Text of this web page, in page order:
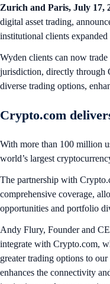
Zurich and Paris, July 17,
digital asset trading,
institutional clients
Wyden clients can now
jurisdiction, directly through
diverse trading options,
Crypto.com
With more than 100 million
world’s largest
The partnership with
comprehensive coverage,
opportunities and portfolio
Andy Flury, Founder and
integrate with Crypto.com,
greater trading options to
enhances the connectivity